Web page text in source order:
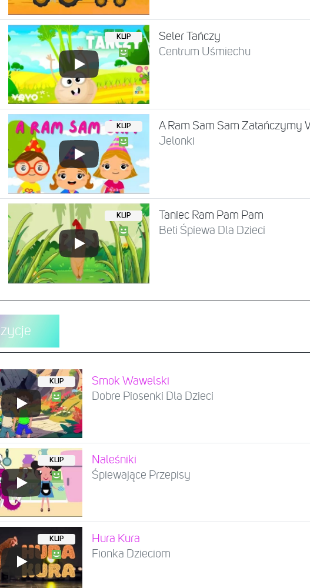
KLIP
Seler Tańczy
Centrum Uśmiechu
KLIP
A Ram Sam Sam Zatańczymy
Jelonki
KLIP
Taniec Ram Pam Pam
Beti Śpiewa Dla Dzieci
KLIP
Smok Wawelski
Dobre Piosenki Dla Dzieci
KLIP
Naleśniki
Śpiewające Przepisy
KLIP
Hura Kura
Fionka Dzieciom